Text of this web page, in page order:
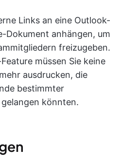
Links an eine Outlook-
Dokument anhängen, um
freizugeben.
müssen Sie keine
ausdrucken, die
bestimmter
könnten.